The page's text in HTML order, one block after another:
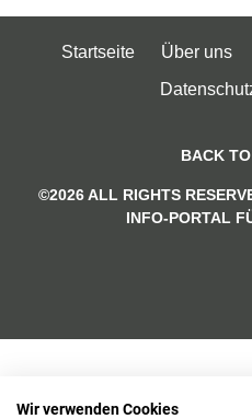
Startseite Über uns
BACK
©2026 ALL RIGHTS
INFO-PORTAL
Wir verwenden Cookies